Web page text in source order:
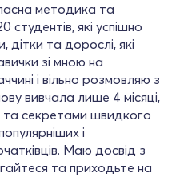
методика та
студентів, які успішно
та дорослі, які
зі мною на
і вільно розмовляю з
вивчала лише 4 місяці,
секретами швидкого
і
Маю досвід з
та приходьте на